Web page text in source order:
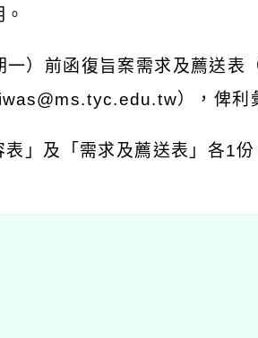
一）前函復旨案需求及薦送表
），俾利
」及「需求及薦送表」各1份